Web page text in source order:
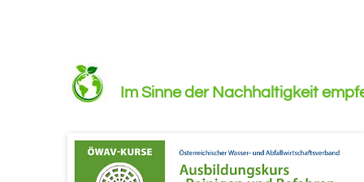
Im Sinne der Nachhaltigkeit